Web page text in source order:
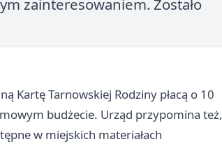
zainteresowaniem. Zostało
Kartę Tarnowskiej Rodziny płacą o 10
budżecie. Urząd przypomina też,
w miejskich materiałach